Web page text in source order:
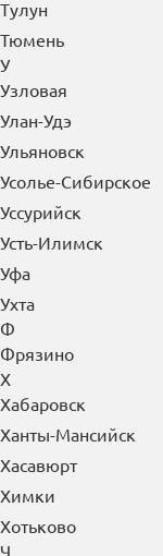
Тулун
Тюмень
У
Узловая
Улан-Удэ
Ульяновск
Усолье-Сибирское
Уссурийск
Усть-Илимск
Уфа
Ухта
Ф
Фрязино
Х
Хабаровск
Ханты-Мансийск
Хасавюрт
Химки
Хотьково
Ч